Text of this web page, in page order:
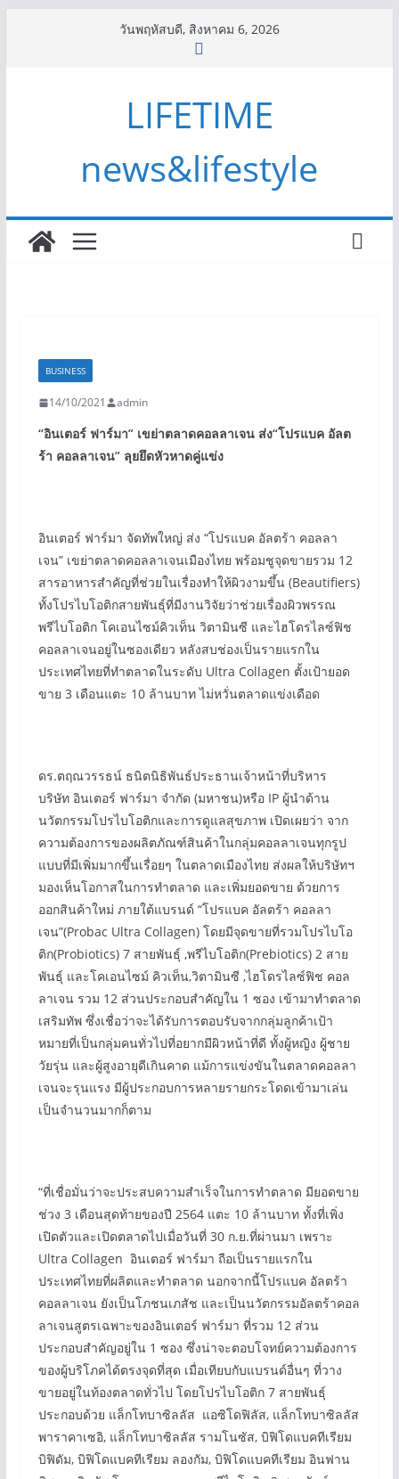
วันพฤหัสบดี, สิงหาคม 6, 2026
LIFETIME
news&lifestyle
BUSINESS
14/10/2021 admin
“อินเตอร์ ฟาร์มา” เขย่าตลาดคอลลาเจน ส่ง“โปรแบค อัลต
ร้า คอลลาเจน”ลุยยึดหัวหาดคู่แข่ง
อินเตอร์ ฟาร์มา จัดทัพใหญ่ ส่ง “โปรแบค อัลตร้า คอลลา
เจน” เขย่าตลาดคอลลาเจนเมืองไทย พร้อมชูจุดขายรวม 12
สารอาหารสำคัญที่ช่วยในเรื่องทำให้ผิวงามขึ้น (Beautifiers)
ทั้งโปรไบโอติกสายพันธุ์ที่มีงานวิจัยว่าช่วยเรื่องผิวพรรณ
พรีไบโอติก โคเอนไซม์คิวเท็น วิตามินซี และไฮโดรไลซ์ฟิช
คอลลาเจนอยู่ในซองเดียว หลังสบช่องเป็นรายแรกใน
ประเทศไทยที่ทำตลาดในระดับ Ultra Collagen ตั้งเป้ายอด
ขาย 3 เดือนแตะ 10 ล้านบาท ไม่หวั่นตลาดแข่งเดือด
ดร.ตฤณวรรธน์ ธนิตนิธิพันธ์ประธานเจ้าหน้าที่บริหาร
บริษัท อินเตอร์ ฟาร์มา จำกัด (มหาชน)หรือ IP ผู้นำด้าน
นวัตกรรมโปรไบโอติกและการดูแลสุขภาพ เปิดเผยว่า จาก
ความต้องการของผลิตภัณฑ์สินค้าในกลุ่มคอลลาเจนทุกรูป
แบบที่มีเพิ่มมากขึ้นเรื่อยๆ ในตลาดเมืองไทย ส่งผลให้บริษัทฯ
มองเห็นโอกาสในการทำตลาด และเพิ่มยอดขาย ด้วยการ
ออกสินค้าใหม่ ภายใต้แบรนด์ “โปรแบค อัลตร้า คอลลา
เจน”(Probac Ultra Collagen) โดยมีจุดขายที่รวมโปรไบโอ
ติก(Probiotics) 7 สายพันธุ์ ,พรีไบโอติก(Prebiotics) 2 สาย
พันธุ์ และโคเอนไซม์ คิวเท็น,วิตามินซี ,ไฮโดรไลซ์ฟิช คอล
ลาเจน รวม 12 ส่วนประกอบสำคัญใน 1 ซอง เข้ามาทำตลาด
เสริมทัพ ซึ่งเชื่อว่าจะได้รับการตอบรับจากกลุ่มลูกค้าเป้า
หมายที่เป็นกลุ่มคนทั่วไปที่อยากมีผิวหน้าที่ดี ทั้งผู้หญิง ผู้ชาย
วัยรุ่น และผู้สูงอายุดีเกินคาด แม้การแข่งขันในตลาดคอลลา
เจนจะรุนแรง มีผู้ประกอบการหลายรายกระโดดเข้ามาเล่น
เป็นจำนวนมากก็ตาม
“ที่เชื่อมั่นว่าจะประสบความสำเร็จในการทำตลาด มียอดขาย
ช่วง 3 เดือนสุดท้ายของปี 2564 แตะ 10 ล้านบาท ทั้งที่เพิ่ง
เปิดตัวและเปิดตลาดไปเมื่อวันที่ 30 ก.ย.ที่ผ่านมา เพราะ
Ultra Collagen อินเตอร์ ฟาร์มา ถือเป็นรายแรกใน
ประเทศไทยที่ผลิตและทำตลาด นอกจากนี้โปรแบค อัลตร้า
คอลลาเจน ยังเป็นโภชนเภสัช และเป็นนวัตกรรมอัลตร้าคอล
ลาเจนสูตรเฉพาะของอินเตอร์ ฟาร์มา ที่รวม 12 ส่วน
ประกอบสำคัญอยู่ใน 1 ซอง ซึ่งน่าจะตอบโจทย์ความต้องการ
ของผู้บริโภคได้ตรงจุดที่สุด เมื่อเทียบกับแบรนด์อื่นๆ ที่วาง
ขายอยู่ในท้องตลาดทั่วไป โดยโปรไบโอติก 7 สายพันธุ์
ประกอบด้วย แล็กโทบาซิลลัส แอซิโดฟิลัส, แล็กโทบาซิลลัส
พาราคาเซอิ, แล็กโทบาซิลลัส รามโนซัส, บิฟิโดแบคทีเรียม
บิฟิดัม, บิฟิโดแบคทีเรียม ลองกัม, บิฟิโดแบคทีเรียม อินฟาน